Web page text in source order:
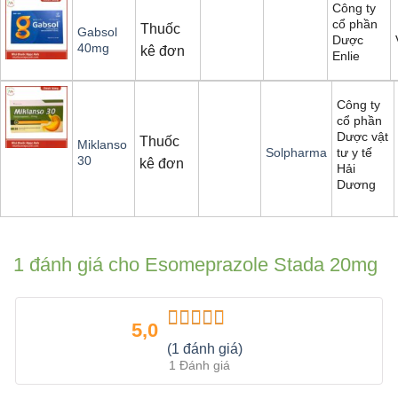
Gabsol
40mg
Thuốc
kê đơn
Công ty
cổ phần
Dược
Enlie
Miklanso
30
Thuốc
kê đơn
Solpharma
Công ty
cổ phần
Dược vật
tư y tế
Hải
Dương
1 đánh giá cho Esomeprazole Stada 20mg
5,0
Được xếp
hạng 5.00
sao
(1 đánh giá)
1 Đánh giá